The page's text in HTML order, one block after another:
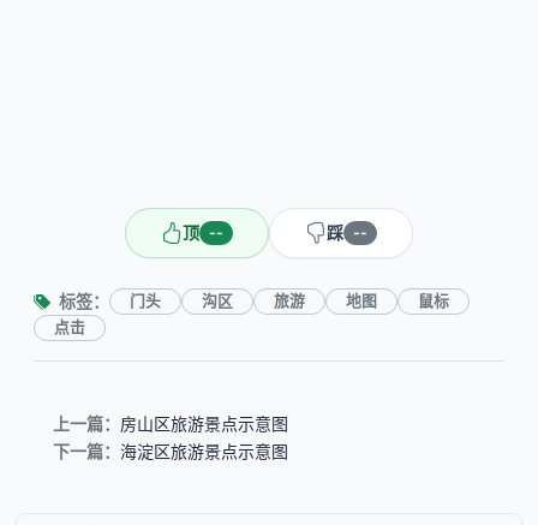
顶 -- 踩 --
标签： 门头 沟区 旅游 地图
鼠标
点击
上一篇： 房山区旅游景点示意图
下一篇： 海淀区旅游景点示意图